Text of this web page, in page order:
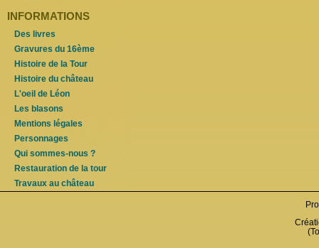
INFORMATIONS
Des livres
Gravures du 16ème
Histoire de la Tour
Histoire du château
L'oeil de Léon
Les blasons
Mentions légales
Personnages
Qui sommes-nous ?
Restauration de la tour
Travaux au château